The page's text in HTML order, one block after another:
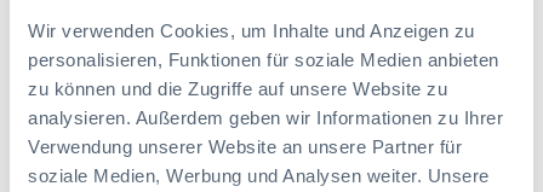
Wir verwenden Cookies, um Inhalte und Anzeigen zu
personalisieren, Funktionen für soziale Medien anbieten
zu können und die Zugriffe auf unsere Website zu
analysieren. Außerdem geben wir Informationen zu Ihrer
Verwendung unserer Website an unsere Partner für
soziale Medien, Werbung und Analysen weiter. Unsere
Ajouter au panier